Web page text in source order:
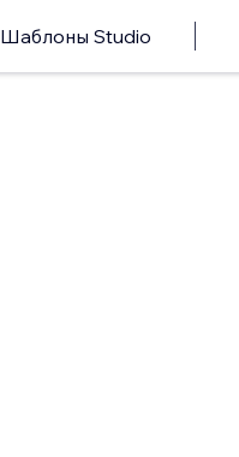
Шаблоны Studio